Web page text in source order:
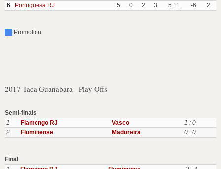
6
Portuguesa RJ 5 0 2 3 5:11 -6 2
Promotion
2017 Taca Guanabara - Play Offs
Semi-finals
1
Flamengo RJ Vasco
1 : 0
2
Fluminense Madureira 0 : 0
Final